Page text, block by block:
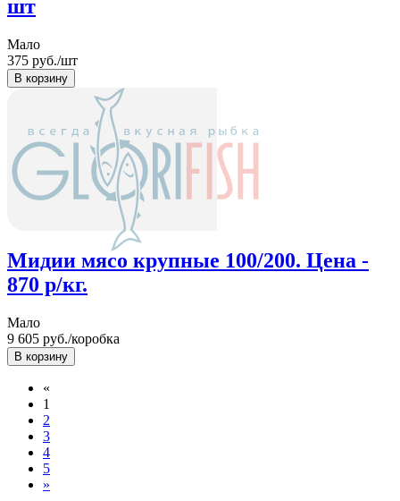
шт
Мало
375 руб./шт
Мидии мясо крупные 100/200. Цена -
870 р/кг.
Мало
9 605 руб./коробка
«
1
2
3
4
5
»